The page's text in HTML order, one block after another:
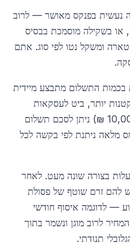
נעשית בפנקס מאושר — לרוב
או בשקילה מוסמכת בבסיס
ומשקל נטו לפי סוג. אתם
התשלום מתבצע מיידית
יותר, ביט לעסקאות
בינוניות, ובעסקאות גדולות (מעל 10,000 ₪) ניתן לסכם תשלום
מלאה ניתנת לפי בקשה לכל
בצורה שונה מעט. לאחר
להם זרם שוטף של פסולת
— לדוגמה איסוף חודשי
לרוב מוגן ונשמר בתוך
תנודתי.